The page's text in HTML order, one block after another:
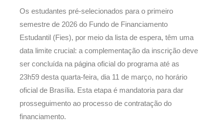
Os estudantes pré-selecionados para o primeiro
semestre de 2026 do Fundo de Financiamento
Estudantil (Fies), por meio da lista de espera, têm uma
data limite crucial: a complementação da inscrição deve
ser concluída na página oficial do programa até as
23h59 desta quarta-feira, dia 11 de março, no horário
oficial de Brasília. Esta etapa é mandatoria para dar
prosseguimento ao processo de contratação do
financiamento.